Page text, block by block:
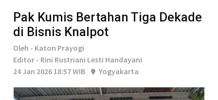
Pak Kumis Bertahan Tiga Dekade
di Bisnis Knalpot
Oleh - Katon Prayogi
Editor - Rini Rustriani Lesti Handayani
24 Jan 2026 18:57 WIB
Yogyakarta